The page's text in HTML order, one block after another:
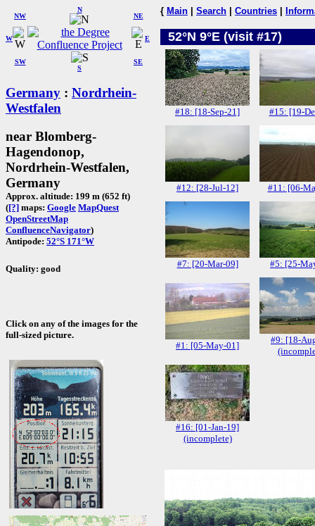
W
NW
N
NE
SW
S
SE
E
Germany : Nordrhein-
Westfalen
near Blomberg-
Hagendonop,
Nordrhein-Westfalen,
Germany
Approx. altitude: 199 m (652 ft)
([?] maps: Google MapQuest
OpenStreetMap
ConfluenceNavigator)
Antipode: 52°S 171°W
Quality: good
Click on any of the images for the
full-sized picture.
{ Main Search Countries
52°N 9°E (visit #17)
#18: [18-Sep-21] #15: [19-
#12: [28-Jul-12] #11: [06-
#7: [20-Mar-09] #5: [25-
#1: [05-May-01]
#9: [18-
#16: [01-Jan-19]
(incomplete)